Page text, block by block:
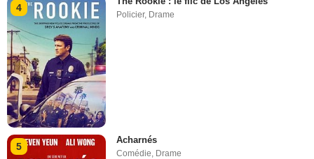
4
Policier, Drame
5
Acharnés
Comédie Drame